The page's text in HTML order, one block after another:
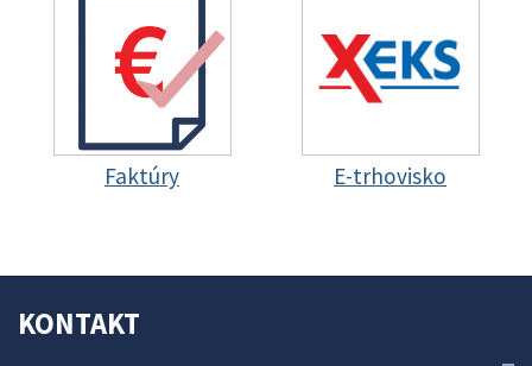
Faktúry E-trhovisko
KONTAKT